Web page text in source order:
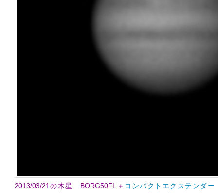
2013/03/21の木星 BORG50FL＋ コンパクトエクステンダー